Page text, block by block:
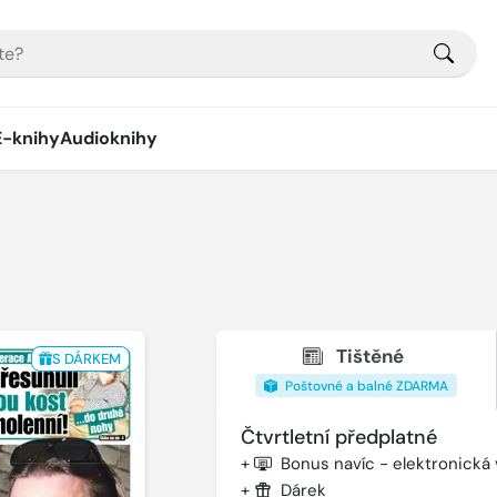
knihyAudioknihy
S DÁRKEM Tištěné
Poštovné a balné ZDARMA
Čtvrtletní předplatné
+ Bonus navíc - elektronická
+ Dárek